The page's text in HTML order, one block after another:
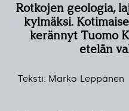
Rotkojen geologia,
kylmäksi.
kerännyt Tuomo
etelän
Teksti: Marko Leppänen